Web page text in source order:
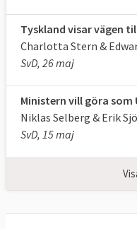
funktion. Bland
finanskrisen en
som ska bidra
15 och 29 år
månader utan
lärlingsutbildning.
på
Tyskland visar vägen
Charlotta Stern &
SvD, 26 maj
Ministern vill göra
Niklas Selberg & Erik
SvD, 15 maj